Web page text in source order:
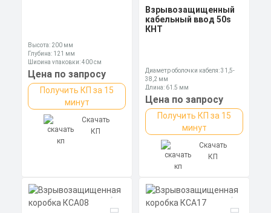
Высота: 200 мм
Глубина: 121 мм
Ширина упаковки: 400 см
Цена по запросу
Получить КП за 15
минут
Скачать
КП
Взрывозащищенный
кабельный ввод 50s
КНТ
Диаметр оболочки кабеля: 31,5-
38,2 мм
Длина: 61,5 мм
Ключ: 55 мм
Цена по запросу
Получить КП за 15
минут
Скачать
КП